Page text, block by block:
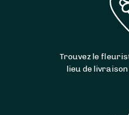
Trouvez le
lieu de